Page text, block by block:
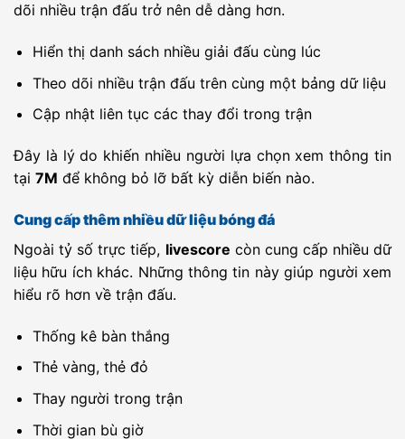
Unknown 22:00
Club Atletico
-
Acassuso
Unknown 22:00
Ferrocarril
Reserves
-
CA Atlanta
Unknown 22:00 Yanapuma (W) -
FBC Melgar
-
Estudiantes
Caseros
Reserves
Unknown 22:00
Agropecuario
Reserves
Almagro
Reserves
Unknown 22:15 JyTy -
KaaPo[Kaarinan
Pojat]
Unknown 22:30 Kultsu - Hauppauge
Unknown 22:45 MiPK
Unknown 23:00
Atlantis
FC/PM
Unknown 23:00
dõi nhiều trận đấu trở nên dễ dàng hơn.
Hiển thị danh sách nhiều giải đấu cùng lúc
Theo dõi nhiều trận đấu trên cùng một bảng dữ liệu
Cập nhật liên tục các thay đổi trong trận
Đây là lý do khiến nhiều người lựa chọn xem thông tin
tại 7M để không bỏ lỡ bất kỳ diễn biến nào.
Cung cấp thêm nhiều dữ liệu bóng đá
Ngoài tỷ số trực tiếp, livescore còn cung cấp nhiều dữ
liệu hữu ích khác. Những thông tin này giúp người xem
hiểu rõ hơn về trận đấu.
Thống kê bàn thắng
Thẻ vàng, thẻ đỏ
Thay người trong trận
Thời gian bù giờ